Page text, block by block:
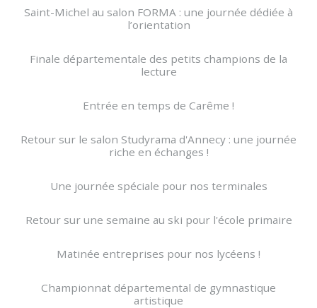
Saint-Michel au salon FORMA : une journée dédiée à
l’orientation
Finale départementale des petits champions de la
lecture
Entrée en temps de Carême !
Retour sur le salon Studyrama d'Annecy : une journée
riche en échanges !
Une journée spéciale pour nos terminales
Retour sur une semaine au ski pour l'école primaire
Matinée entreprises pour nos lycéens !
Championnat départemental de gymnastique
artistique